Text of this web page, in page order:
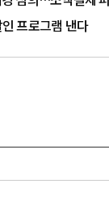
프로그램 낸다